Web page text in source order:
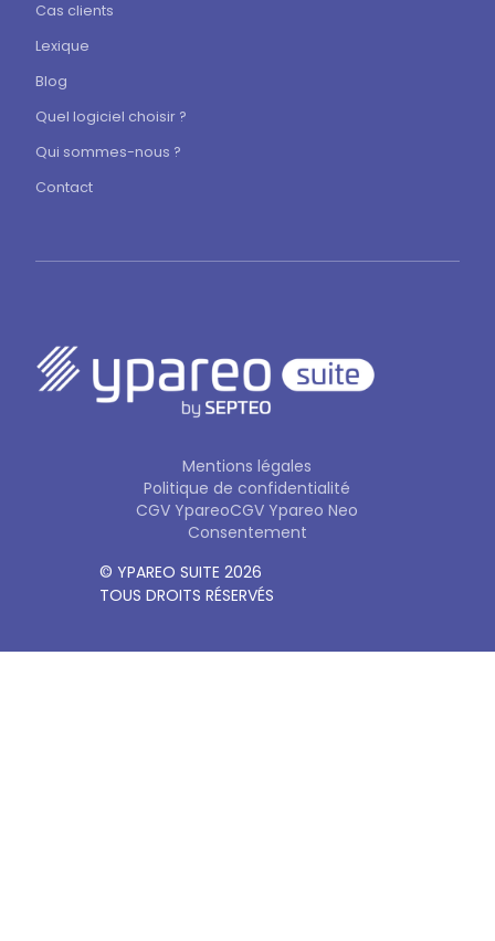
Cas clients
Lexique
Blog
Quel logiciel choisir ?
Qui sommes-nous ?
Contact
© YPAREO SUITE 2026
TOUS DROITS RÉSERVÉS
Mentions légales
Politique de confidentialité
CGV YpareoCGV Ypareo Neo
Consentement